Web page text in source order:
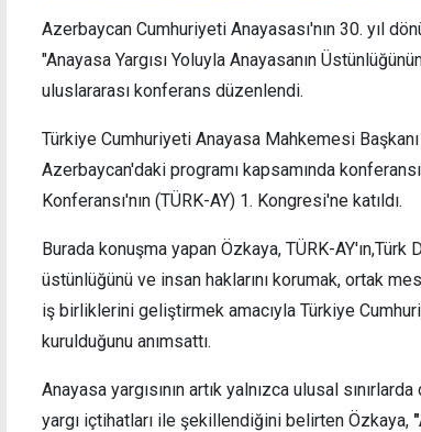
Azerbaycan Cumhuriyeti Anayasası'nın 30. yıl
"Anayasa Yargısı Yoluyla Anayasanın
uluslararası konferans düzenlendi.
Türkiye Cumhuriyeti Anayasa Mahkemesi
Azerbaycan'daki programı kapsamında
Konferansı'nın (TÜRK-AY) 1. Kongresi'ne katıldı.
Burada konuşma yapan Özkaya, TÜRK-
üstünlüğünü ve insan haklarını korumak, ortak
iş birliklerini geliştirmek amacıyla Türkiye
kurulduğunu anımsattı.
Anayasa yargısının artık yalnızca ulusal
yargı içtihatları ile şekillendiğini belirten Özkaya,
"Türkiye'nin olmadığı bir Kıbrıs'ta, 1960
öncesine sürükleneceğimizi düşünüyor ve